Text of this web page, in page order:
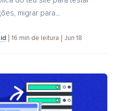
migrar para...
16 min de leitura Jun 18